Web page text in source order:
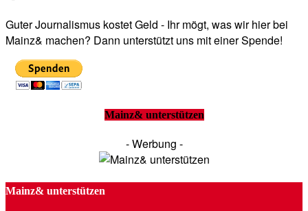
Guter Journalismus kostet Geld - Ihr mögt, was wir hier bei
Mainz& machen? Dann unterstützt uns mit einer Spende!
Mainz& unterstützen
- Werbung -
Mainz& unterstützen